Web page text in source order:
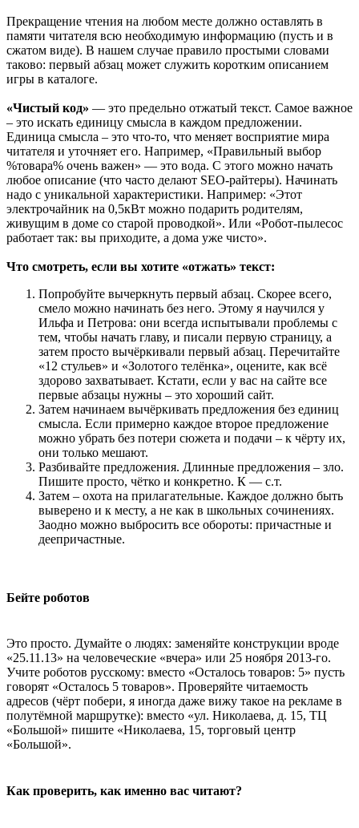
Прекращение чтения на любом месте должно оставлять в
памяти читателя всю необходимую информацию (пусть и в
сжатом виде). В нашем случае правило простыми словами
таково: первый абзац может служить коротким описанием
игры в каталоге.
«Чистый код» — это предельно отжатый текст. Самое важное
– это искать единицу смысла в каждом предложении.
Единица смысла – это что-то, что меняет восприятие мира
читателя и уточняет его. Например, «Правильный выбор
%товара% очень важен» — это вода. С этого можно начать
любое описание (что часто делают SEO-райтеры). Начинать
надо с уникальной характеристики. Например: «Этот
электрочайник на 0,5кВт можно подарить родителям,
живущим в доме со старой проводкой». Или «Робот-пылесос
работает так: вы приходите, а дома уже чисто».
Что смотреть, если вы хотите «отжать» текст:
Попробуйте вычеркнуть первый абзац. Скорее всего,
смело можно начинать без него. Этому я научился у
Ильфа и Петрова: они всегда испытывали проблемы с
тем, чтобы начать главу, и писали первую страницу, а
затем просто вычёркивали первый абзац. Перечитайте
«12 стульев» и «Золотого телёнка», оцените, как всё
здорово захватывает. Кстати, если у вас на сайте все
первые абзацы нужны – это хороший сайт.
Затем начинаем вычёркивать предложения без единиц
смысла. Если примерно каждое второе предложение
можно убрать без потери сюжета и подачи – к чёрту их,
они только мешают.
Разбивайте предложения. Длинные предложения – зло.
Пишите просто, чётко и конкретно. К — с.т.
Затем – охота на прилагательные. Каждое должно быть
выверено и к месту, а не как в школьных сочинениях.
Заодно можно выбросить все обороты: причастные и
деепричастные.
Бейте роботов
Это просто. Думайте о людях: заменяйте конструкции вроде
«25.11.13» на человеческие «вчера» или 25 ноября 2013-го.
Учите роботов русскому: вместо «Осталось товаров: 5» пусть
говорят «Осталось 5 товаров». Проверяйте читаемость
адресов (чёрт побери, я иногда даже вижу такое на рекламе в
полутёмной маршрутке): вместо «ул. Николаева, д. 15, ТЦ
«Большой» пишите «Николаева, 15, торговый центр
«Большой».
Как проверить, как именно вас читают?